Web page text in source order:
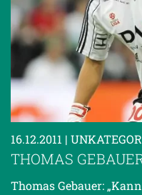
16.12.2011 |
THOMAS
Thomas Gebauer: